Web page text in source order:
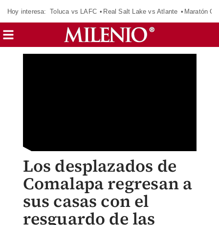
Hoy interesa: Toluca vs LAFC Real Salt Lake vs Atlante Maratón
Los desplazados de
Comalapa regresan a
sus casas con el
resguardo de las